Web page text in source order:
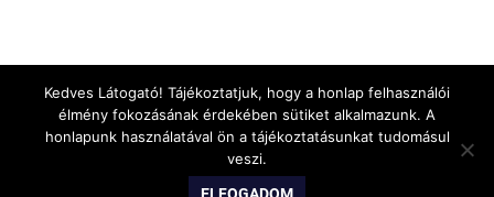
WordPress Theme: Gridbox by ThemeZee.
Kedves Látogató! Tájékoztatjuk, hogy a honlap felhasználói
élmény fokozásának érdekében sütiket alkalmazunk. A
honlapunk használatával ön a tájékoztatásunkat tudomásul
veszi.